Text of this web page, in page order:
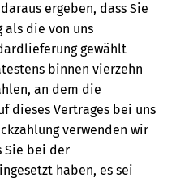
ergeben, dass Sie
als die von uns
gewählt
binnen vierzehn
an dem die
dieses Vertrages bei uns
verwenden wir
Sie bei der
haben, es sei